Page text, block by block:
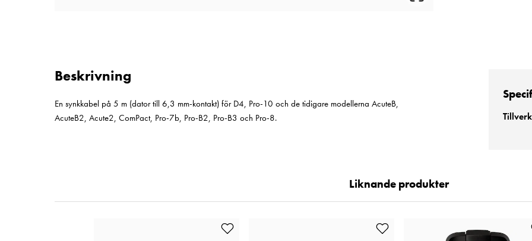
Beskrivning
En synkkabel på 5 m (dator till 6,3 mm-kontakt) för D4, Pro-10 och de tidigare modellerna AcuteB,
AcuteB2, Acute2, ComPact, Pro-7b, Pro-B2, Pro-B3 och Pro-8.
Liknande produkter